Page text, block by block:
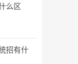
么区
招有什